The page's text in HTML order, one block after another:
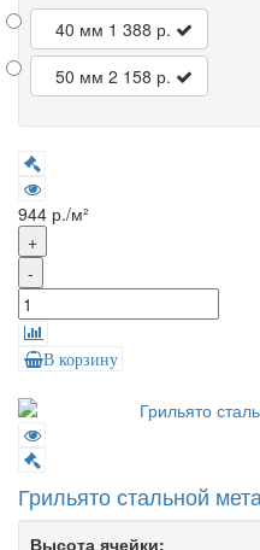
40 мм 1 388 р.
50 мм 2 158 р.
944 р./м²
+
-
В корзину
Грильято стальной
Высота ячейки: